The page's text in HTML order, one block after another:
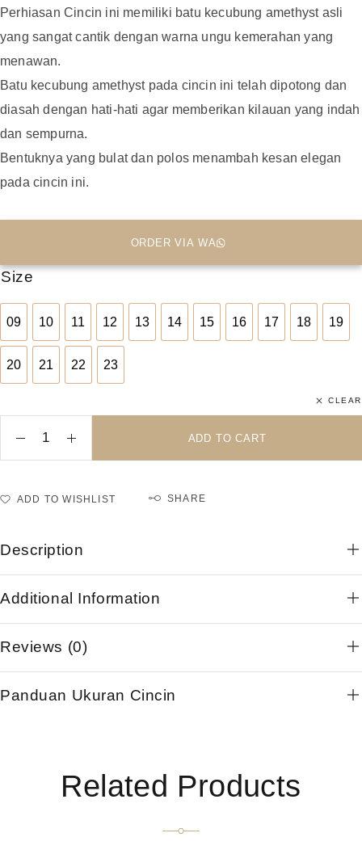
Perhiasan Cincin ini memiliki batu kecubung amethyst asli
yang sangat cantik dengan warna ungu kemerahan yang
menawan.
Batu kecubung amethyst pada cincin ini telah dipotong dan
diasah dengan hati-hati agar memberikan kilauan yang indah
dan sempurna.
Bentuknya yang bulat dan polos menambah kesan elegan
pada cincin ini.
ORDER VIA WA
Size
09
09
10
10
11
11
12
12
13
13
14
14
15
15
16
16
17
17
18
18
19
19
20
20
21
21
22
22
23
23
CLEAR
ADD TO CART
ADD TO WISHLIST SHARE
Description
Additional Information
Reviews (0)
Panduan Ukuran Cincin
Related Products